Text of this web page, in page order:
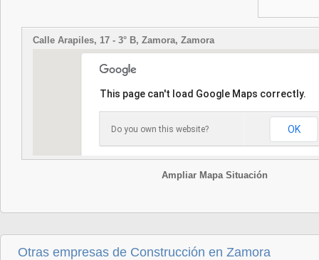
Calle Arapiles, 17 - 3° B, Zamora, Zamora
This page can't load Google Maps correctly.
Do you own this website? OK
Ampliar Mapa Situación
Otras empresas de Construcción en Zamora